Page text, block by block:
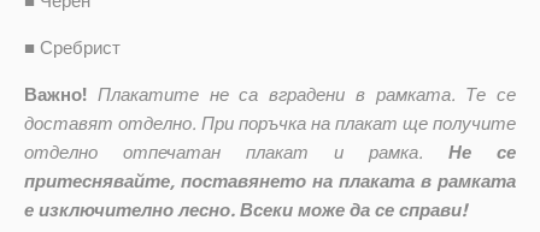
■ Сребрист
Важно! Плакатите не са вградени в рамката. Те се
доставят отделно. При поръчка на плакат ще получите
отделно отпечатан плакат и рамка.
Не се
притеснявайте, поставянето на плаката в рамката
е изключително лесно. Всеки може да се справи!